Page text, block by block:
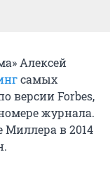
Алексей
самых
версии Forbes,
журнала.
Миллера в 2014